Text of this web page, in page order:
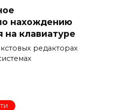
нахождению
на клавиатуре
редакторах